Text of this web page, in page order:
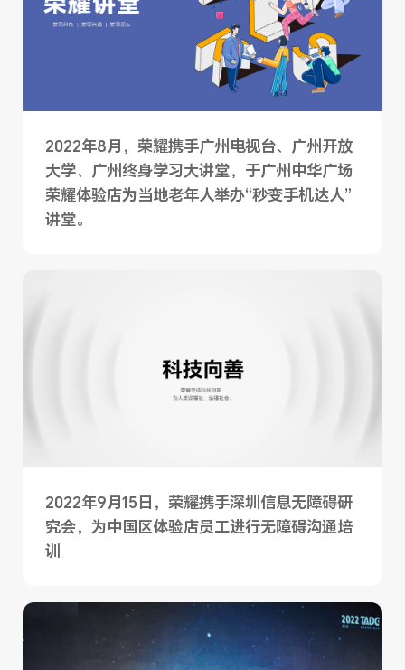
2022年8月，荣耀携手广州电视台、广州开放
大学、广州终身学习大讲堂，于广州中华广场
荣耀体验店为当地老年人举办“秒变手机达人”
讲堂。
2022年9月15日，荣耀携手深圳信息无障碍研
究会，为中国区体验店员工进行无障碍沟通培
训